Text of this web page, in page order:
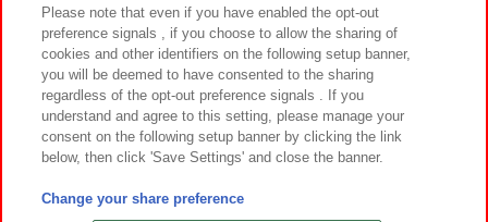
カスタマーハラスメント対応方針 よくあるご質問・お問い合わせ
©Bandai Namco Amusement Inc.
©Bandai Namco Amusement Lab Inc.
Please note that even if you have enabled the opt-out
preference signals , if you choose to allow the sharing of
cookies and other identifiers on the following setup banner,
you will be deemed to have consented to the sharing
regardless of the opt-out preference signals . If you
understand and agree to this setting, please manage your
consent on the following setup banner by clicking the link
below, then click 'Save Settings' and close the banner.
Change your share preference